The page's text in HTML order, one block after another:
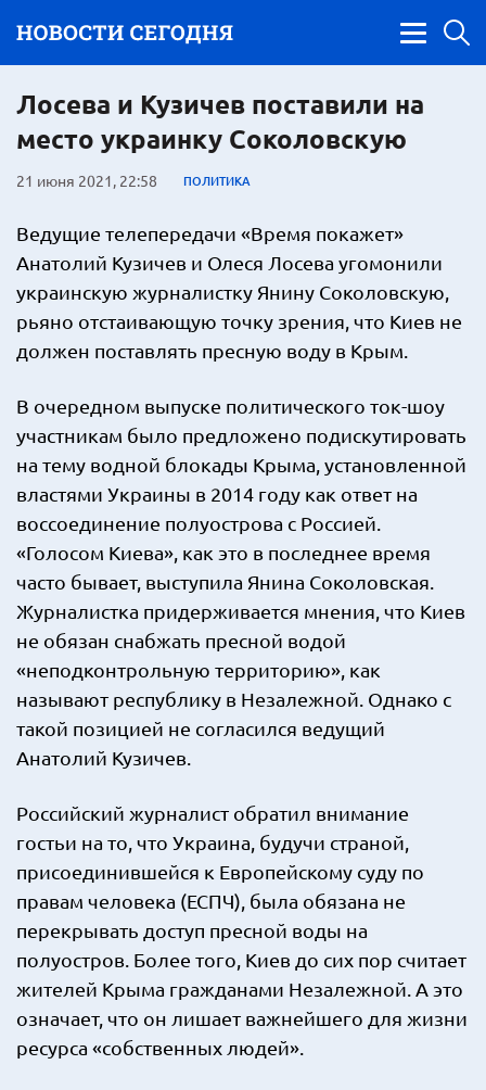
Лосева и Кузичев поставили на
место украинку Соколовскую
21 июня 2021, 22:58 ПОЛИТИКА
Ведущие телепередачи «Время покажет»
Анатолий Кузичев и Олеся Лосева угомонили
украинскую журналистку Янину Соколовскую,
рьяно отстаивающую точку зрения, что Киев не
должен поставлять пресную воду в Крым.
В очередном выпуске политического ток-шоу
участникам было предложено подискутировать
на тему водной блокады Крыма, установленной
властями Украины в 2014 году как ответ на
воссоединение полуострова с Россией.
«Голосом Киева», как это в последнее время
часто бывает, выступила Янина Соколовская.
Журналистка придерживается мнения, что Киев
не обязан снабжать пресной водой
«неподконтрольную территорию», как
называют республику в Незалежной. Однако с
такой позицией не согласился ведущий
Анатолий Кузичев.
Российский журналист обратил внимание
гостьи на то, что Украина, будучи страной,
присоединившейся к Европейскому суду по
правам человека (ЕСПЧ), была обязана не
перекрывать доступ пресной воды на
полуостров. Более того, Киев до сих пор считает
жителей Крыма гражданами Незалежной. А это
означает, что он лишает важнейшего для жизни
ресурса «собственных людей».